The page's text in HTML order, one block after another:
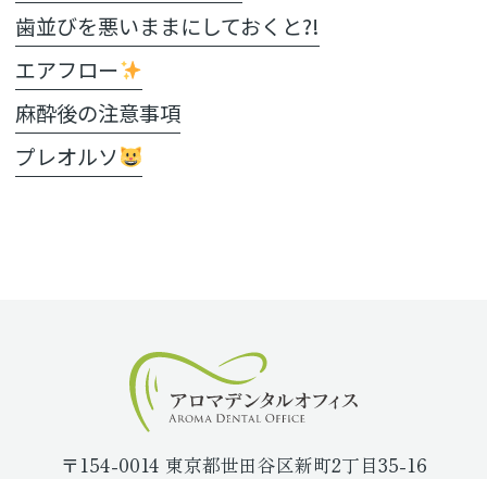
歯並びを悪いままにしておくと?!
エアフロー
麻酔後の注意事項
プレオルソ
〒154-0014 東京都世田谷区新町2丁目35-16